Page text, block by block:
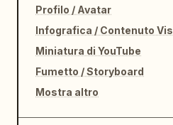
Profilo / Avatar
Infografica / Contenuto
Miniatura di YouTube
Fumetto / Storyboard
Mostra altro